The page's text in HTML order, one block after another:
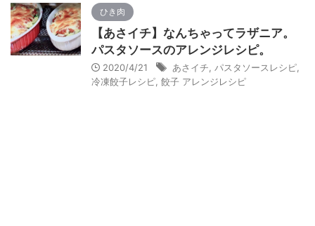
ひき肉
【あさイチ】なんちゃってラザニア。
パスタソースのアレンジレシピ。
2020/4/21 あさイチ パスタソースレシピ
冷凍餃子レシピ 餃子 アレンジレシピ